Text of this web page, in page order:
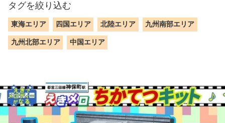
タグを絞り込む
東海エリア 四国エリア 北陸エリア 九州南部エリア
九州北部エリア 中国エリア